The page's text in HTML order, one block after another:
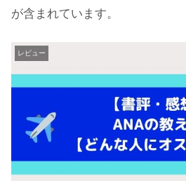
が含まれています。
レビュー